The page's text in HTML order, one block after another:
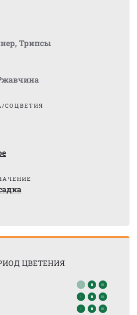
, Трипсы
СОЦВЕТИЯ
ЦВЕТЕНИЯ